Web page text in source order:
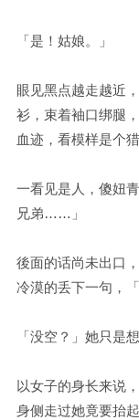
「是！姑娘。」
眼见黑点越走越近
衫，束着袖口绑腿
血迹，看模样是个猎
一看见是人，傻妞
兄弟……」
後面的话尚未出口
冷漠的丢下一句，「
「没空？」她只是
以女子的身长来说
身侧走过她竟要抬